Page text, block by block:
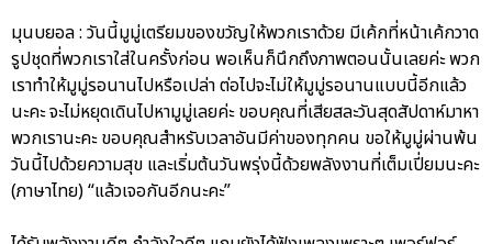
มุนบยอล : วันนี้มูมู่เตรียมของขวัญให้พวกเราด้วย มีเค้กที่หน้าเค้กวาด
รูปชุดที่พวกเราใส่ในครั้งก่อน พอเห็นก็นึกถึงภาพตอนนั้นเลยค่ะ พวก
เราทำให้มูมู่รอนานไปหรือเปล่า ต่อไปจะไม่ให้มูมู่รอนานแบบนี้อีกแล้ว
นะคะ จะไม่หยุดเดินไปหามูมู่เลยค่ะ ขอบคุณที่เสียสละวันสุดสัปดาห์มาหา
พวกเรานะคะ ขอบคุณสำหรับเวลาอันมีค่าของทุกคน ขอให้มูมู่ผ่านพ้น
วันนี้ไปด้วยความสุข และเริ่มต้นวันพรุ่งนี้ด้วยพลังงานที่เต็มเปี่ยมนะคะ
(ภาษาไทย) “แล้วเจอกันอีกนะคะ”